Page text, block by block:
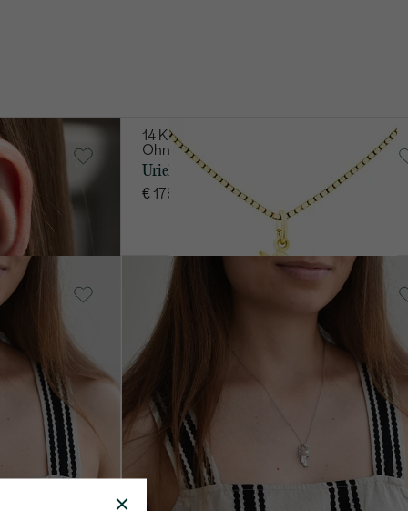
14 Karat Gelbgold,
Ohne Stein
Uriel
€ 179 AUF LAGER
14 Karat mehrfarbiges
Gold, Perle
Angel
von € 749